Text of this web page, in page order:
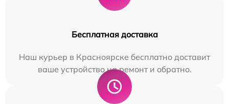
Бесплатная доставка
Наш курьер в Красноярске бесплатно доставит
ваше устройство на ремонт и обратно.